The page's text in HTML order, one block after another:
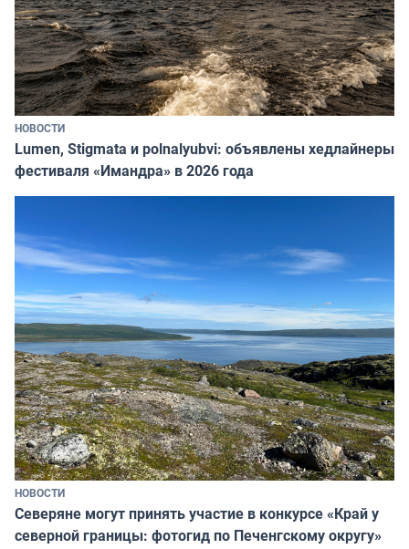
НОВОСТИ
Lumen, Stigmata и polnalyubvi: объявлены хедлайнеры
фестиваля «Имандра» в 2026 года
НОВОСТИ
Северяне могут принять участие в конкурсе «Край у
северной границы: фотогид по Печенгскому округу»